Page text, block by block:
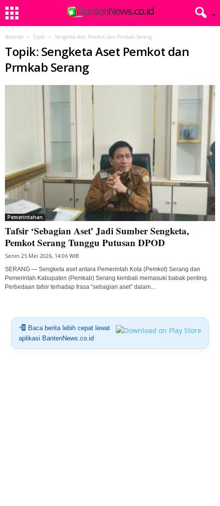
Beranda Topik Sengketa Aset Pemkot dan Prmkab Serang
Topik: Sengketa Aset Pemkot dan
Prmkab Serang
Pemerintahan
Tafsir ‘Sebagian Aset’ Jadi Sumber Sengketa,
Pemkot Serang Tunggu Putusan DPOD
Senin 25 Mei 2026, 14:06 WIB
SERANG — Sengketa aset antara Pemerintah Kota (Pemkot) Serang dan
Pemerintah Kabupaten (Pemkab) Serang kembali memasuki babak penting.
Perbedaan tafsir terhadap frasa “sebagian aset” dalam...
Baca berita lebih cepat lewat
aplikasi BantenNews.co.id